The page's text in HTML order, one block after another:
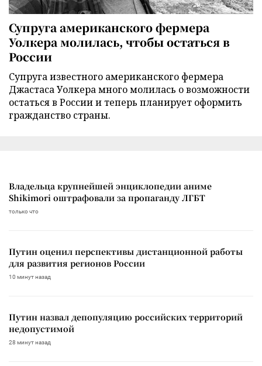
Супруга американского фермера
Уолкера молилась, чтобы остаться в
России
Супруга известного американского фермера
Джастаса Уолкера много молилась о возможности
остаться в России и теперь планирует оформить
гражданство страны.
Владельца крупнейшей энциклопедии аниме
Shikimori оштрафовали за пропаганду ЛГБТ
только что
Путин оценил перспективы дистанционной работы
для развития регионов России
10 минут назад
Путин назвал депопуляцию российских территорий
недопустимой
28 минут назад